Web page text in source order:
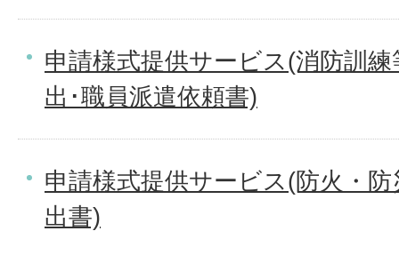
申請様式提供サービス(消防訓
出･職員派遣依頼書)
申請様式提供サービス(防火・
出書)